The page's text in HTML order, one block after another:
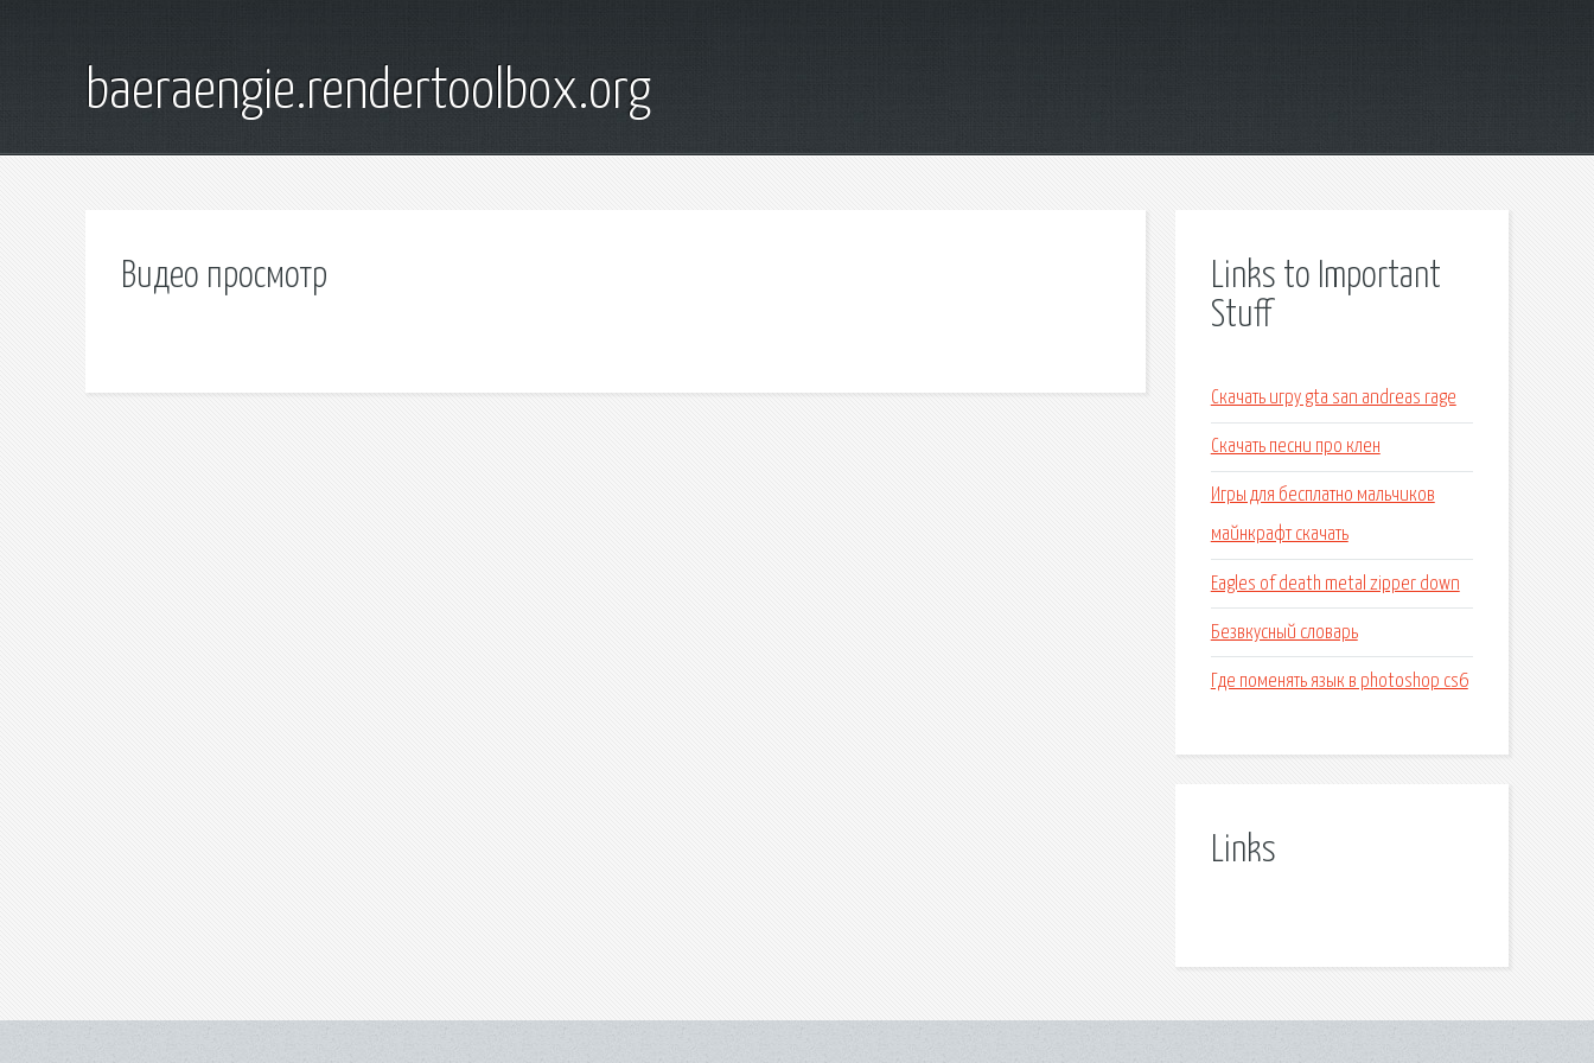
baeraengie.rendertoolbox.org
Видео просмотр
Links to Important
Stuff
Скачать игру gta san andreas rage
Скачать песни про клен
Игры для бесплатно мальчиков
майнкрафт скачать
Eagles of death metal zipper down
Безвкусный словарь
Где поменять язык в photoshop cs6
Links